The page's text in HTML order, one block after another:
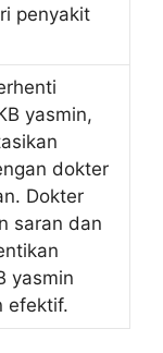
penyakit
yasmin,
dokter
Dokter
saran dan
yasmin
efektif.